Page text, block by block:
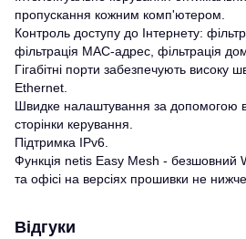
пропускання кожним комп'ютером.
Контроль доступу до Інтернету:
фільтрація MAC-адрес, фільтрація
Гігабітні порти забезпечують високу
Ethernet.
Швидке налаштування за допомогою
сторінки керування.
Підтримка IPv6.
Функція netis Easy Mesh - безшовний
та офісі на версіях прошивки не
Відгуки